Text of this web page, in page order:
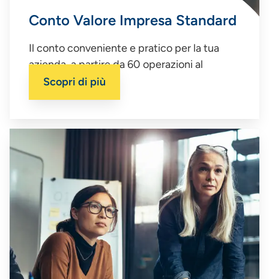
Conto Valore Impresa Standard
Il conto conveniente e pratico per la tua
azienda, a partire da 60 operazioni al
trimestre
Scopri di più